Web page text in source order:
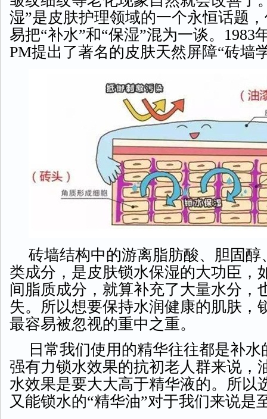
湿”是皮肤护理领域的一个永恒话题
易把“补水”和“保湿”混为一谈。1983
PM提出了著名的皮肤天然屏障“砖墙
砖墙结构中的游离脂肪酸、胆固醇
类成分，是皮肤锁水保湿的大功臣，
间脂质成分，就算补充了大量水分，
失。所以想要保持水润健康的肌肤，
最容易被忽视的重中之重。
日常我们使用的精华往往都是补
强有力锁水效果的抗初老人群来说，
水效果是要大大高于精华液的。所以
又能锁水的“精华油”对于我们来说是